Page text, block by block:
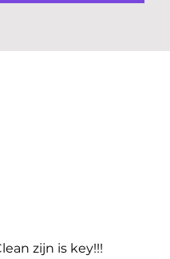
zijn is key!!!